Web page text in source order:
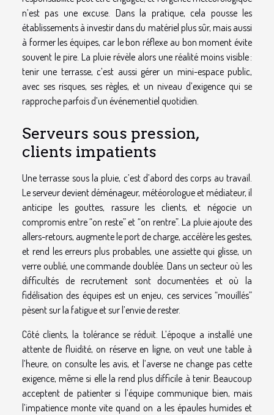
n’est pas une excuse. Dans la pratique, cela pousse les
établissements à investir dans du matériel plus sûr, mais aussi
à former les équipes, car le bon réflexe au bon moment évite
souvent le pire. La pluie révèle alors une réalité moins visible :
tenir une terrasse, c’est aussi gérer un mini-espace public,
avec ses risques, ses règles, et un niveau d’exigence qui se
rapproche parfois d’un événementiel quotidien.
Serveurs sous pression,
clients impatients
Une terrasse sous la pluie, c’est d’abord des corps au travail.
Le serveur devient déménageur, météorologue et médiateur, il
anticipe les gouttes, rassure les clients, et négocie un
compromis entre “on reste” et “on rentre”. La pluie ajoute des
allers-retours, augmente le port de charge, accélère les gestes,
et rend les erreurs plus probables, une assiette qui glisse, un
verre oublié, une commande doublée. Dans un secteur où les
difficultés de recrutement sont documentées et où la
fidélisation des équipes est un enjeu, ces services “mouillés”
pèsent sur la fatigue et sur l’envie de rester.
Côté clients, la tolérance se réduit. L’époque a installé une
attente de fluidité, on réserve en ligne, on veut une table à
l’heure, on consulte les avis, et l’averse ne change pas cette
exigence, même si elle la rend plus difficile à tenir. Beaucoup
acceptent de patienter si l’équipe communique bien, mais
l’impatience monte vite quand on a les épaules humides et